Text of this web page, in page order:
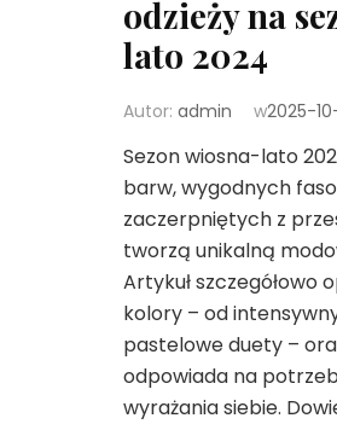
odzieży na
lato 2024
Autor: admin w2025-
Sezon wiosna-lato
barw, wygodnych
zaczerpniętych z
tworzą unikalną
Artykuł szczegółowo
kolory – od
pastelowe duety –
odpowiada na
wyrażania siebie.